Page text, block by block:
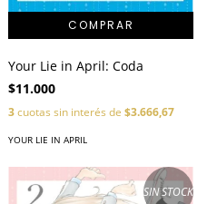
Your Lie in April: Coda
$11.000
3cuotas sin interés de $3.666,67
YOUR LIE IN APRIL
SIN STOCK